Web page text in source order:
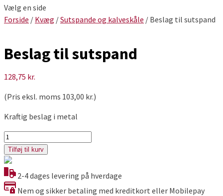
Vælg en side
Forside / Kvæg /Sutspande og kalveskåle / Beslag til sutspand
Beslag til sutspand
128,75 kr.
(Pris eksl. moms 103,00 kr.)
Kraftig beslag i metal
Beslag
til
sutspand
antal
Tilføj til kurv
2-4 dages levering på hverdage
Nem og sikker betaling med kreditkort eller Mobilepay